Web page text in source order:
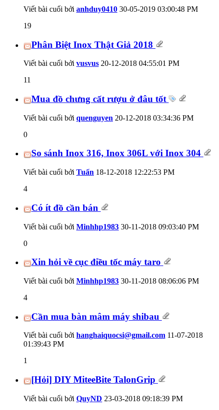
Viết bài cuối bởi anhduy0410 30-05-2019 03:00:48 PM
19
Phân Biệt Inox Thật Giả 2018
Viết bài cuối bởi vusvus 20-12-2018 04:55:01 PM
11
Mua đồ chưng cất rượu ở đâu tốt
Viết bài cuối bởi quenguyen 20-12-2018 03:34:36 PM
0
So sánh Inox 316, Inox 306L với Inox 304
Viết bài cuối bởi Tuấn 18-12-2018 12:22:53 PM
4
Có ít đồ cần bán
Viết bài cuối bởi Minhhp1983 30-11-2018 09:03:40 PM
0
Xin hỏi về cục điều tốc máy taro
Viết bài cuối bởi Minhhp1983 30-11-2018 08:06:06 PM
4
Cần mua bàn mâm máy shibau
Viết bài cuối bởi hanghaiquocsi@gmail.com 11-07-2018
01:39:43 PM
1
[Hỏi] DIY MiteeBite TalonGrip
Viết bài cuối bởi QuyND 23-03-2018 09:18:39 PM